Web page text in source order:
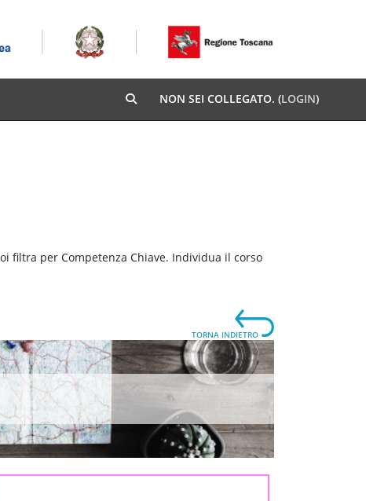
ATTIVA/DISATTIVA INPUT DI RICERCA
NON SEI COLLEGATO. (LOGIN)
filtra per Competenza Chiave. Individua il corso
TORNA INDIETRO